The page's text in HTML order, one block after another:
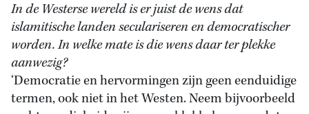
In de Westerse wereld is er juist de wens dat
islamitische landen seculariseren en democratischer
worden. In welke mate is die wens daar ter plekke
aanwezig?
‘Democratie en hervormingen zijn geen eenduidige
termen, ook niet in het Westen. Neem bijvoorbeeld